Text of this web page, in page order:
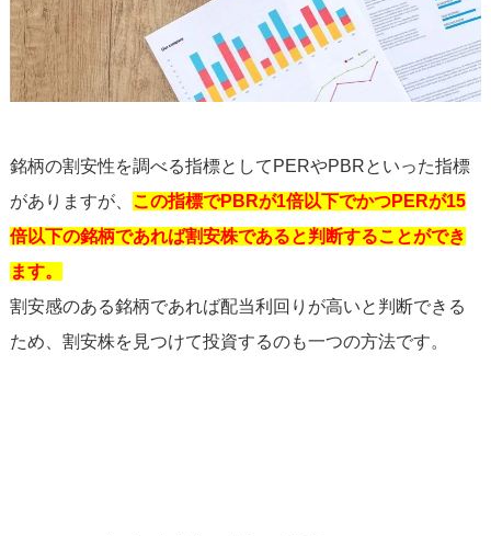
銘柄の割安性を調べる指標としてPERやPBRといった指標
がありますが、 この指標でPBRが1倍以下でかつPERが15
倍以下の銘柄であれば割安株であると判断することができ
ます。
割安感のある銘柄であれば配当利回りが高いと判断できる
ため、割安株を見つけて投資するのも一つの方法です。